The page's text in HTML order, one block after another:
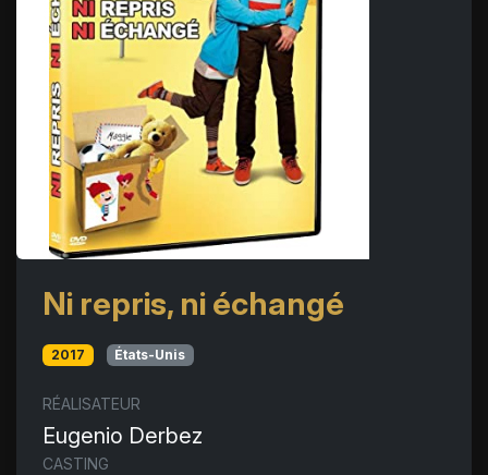
Ni repris, ni échangé
2017 États-Unis
RÉALISATEUR
Eugenio Derbez
CASTING